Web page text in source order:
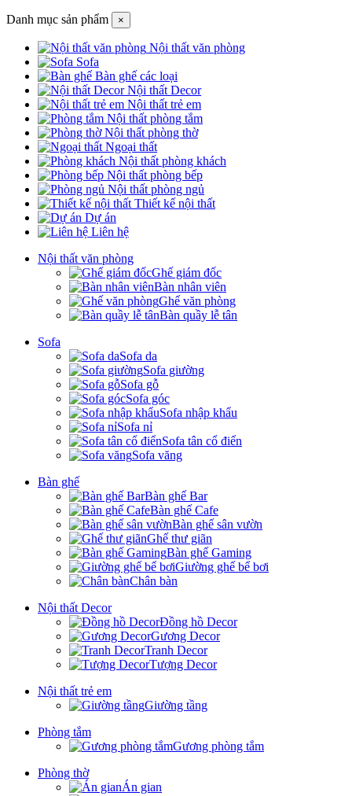
Danh mục sản phẩm ×
Nội thất văn phòng
Sofa
Bàn ghế các loại
Nội thất Decor
Nội thất trẻ em
Nội thất phòng tắm
Nội thất phòng thờ
Ngoại thất
Nội thất phòng khách
Nội thất phòng bếp
Nội thất phòng ngủ
Thiết kế nội thất
Dự án
Liên hệ
Nội thất văn phòng
Ghế giám đốc
Bàn nhân viên
Ghế văn phòng
Bàn quầy lễ tân
Sofa
Sofa da
Sofa giường
Sofa gỗ
Sofa góc
Sofa nhập khẩu
Sofa nỉ
Sofa tân cổ điển
Sofa văng
Bàn ghế
Bàn ghế Bar
Bàn ghế Cafe
Bàn ghế sân vườn
Ghế thư giãn
Bàn ghế Gaming
Giường ghế bể bơi
Chân bàn
Nội thất Decor
Đồng hồ Decor
Gương Decor
Tranh Decor
Tượng Decor
Nội thất trẻ em
Giường tầng
Phòng tắm
Gương phòng tắm
Phòng thờ
Án gian